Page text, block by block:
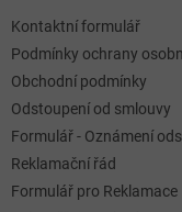
Kontaktní formulář
Podmínky ochrany
Obchodní podmínky
Odstoupení od smlouvy
Formulář - Oznámení
Reklamační řád
Formulář pro Reklamace